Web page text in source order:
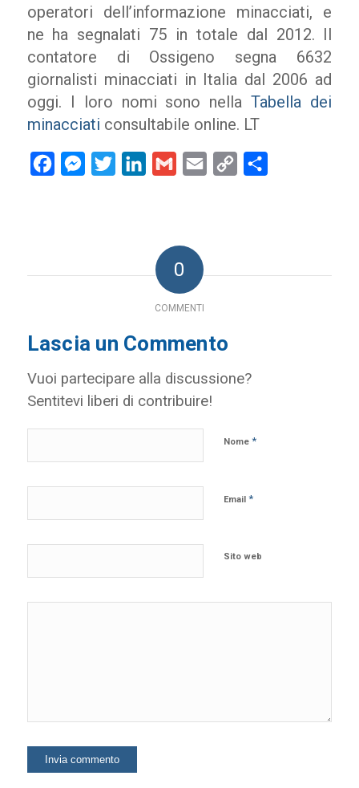
operatori dell’informazione minacciati, e
ne ha segnalati 75 in totale dal 2012. Il
contatore di Ossigeno segna 6632
giornalisti minacciati in Italia dal 2006 ad
oggi. I loro nomi sono nellaTabella dei
minacciati consultabile online. LT
FacebookMessenger
Twitter LinkedInGmail Email
Copy
0
COMMENTI
Lascia un Commento
Vuoi partecipare alla discussione?
Sentitevi liberi di contribuire!
Nome *
Email *
Sito web